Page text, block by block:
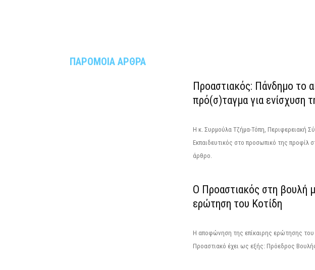
ΠΑΡΟΜΟΙΑ ΑΡΘΡΑ
Προαστιακός: Πάνδημο το
πρό(σ)ταγμα για ενίσχυση
Η κ. Συρμούλα Τζήμα-Τόπη, Περιφερειακή
Εκπαιδευτικός στο προσωπικό της προφίλ
άρθρο.
Ο Προαστιακός στη βουλή
ερώτηση του Κοτίδη
Η αποφώνηση της επίκαιρης ερώτησης του
Προαστιακό έχει ως εξής: Πρόεδρος